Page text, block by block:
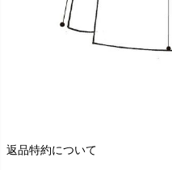
返品特約について